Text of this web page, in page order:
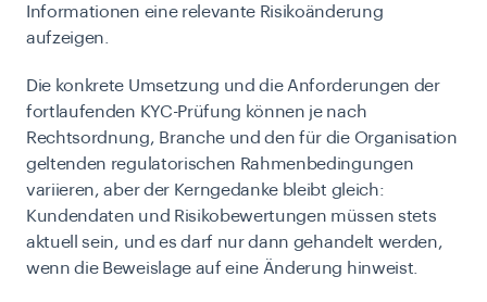
Informationen eine relevante Risikoänderung
aufzeigen.
Die konkrete Umsetzung und die Anforderungen der
fortlaufenden KYC-Prüfung können je nach
Rechtsordnung, Branche und den für die Organisation
geltenden regulatorischen Rahmenbedingungen
variieren, aber der Kerngedanke bleibt gleich:
Kundendaten und Risikobewertungen müssen stets
aktuell sein, und es darf nur dann gehandelt werden,
wenn die Beweislage auf eine Änderung hinweist.